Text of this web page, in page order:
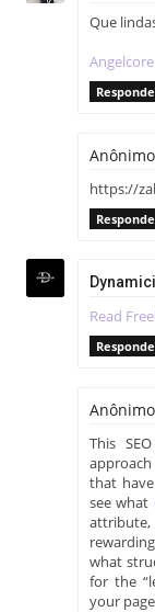
Que
Anônimo
https://
Read
Anônimo
This
that
see what
what
for the
your